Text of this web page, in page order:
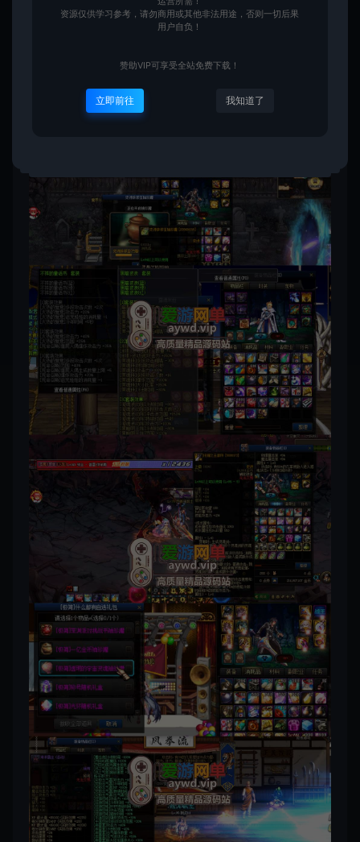
资源仅供学习参考，请勿商用或其他非法用途，否则一切后果
用户自负！
赞助VIP可享受全站免费下载！
立即前往 我知道了